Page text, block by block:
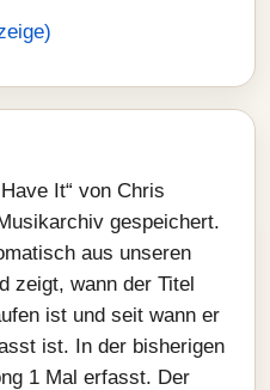
It“ von Chris
gespeichert.
aus unseren
zeigt, wann der Titel
ist und seit wann er
ist. In der bisherigen
1 Mal erfasst. Der